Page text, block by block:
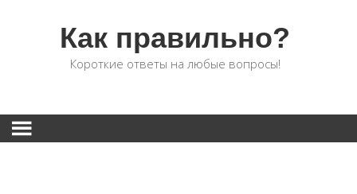
Как правильно?
Короткие ответы на любые вопросы!